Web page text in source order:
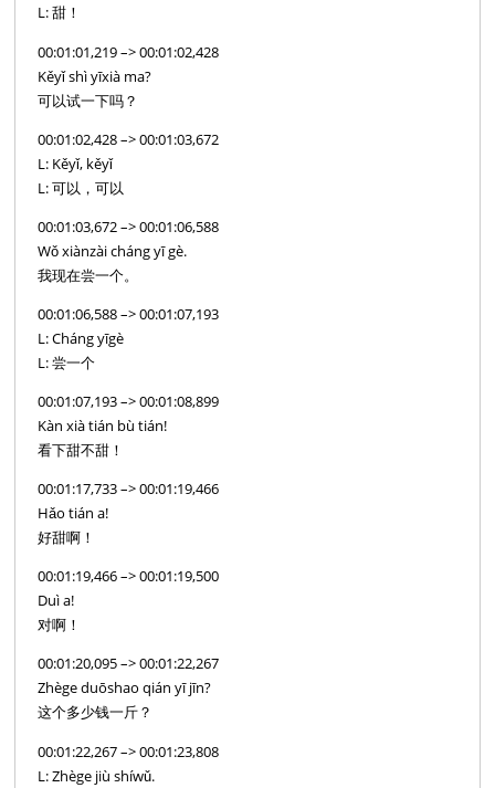
L: 甜！
00:01:01,219 –> 00:01:02,428
Kěyǐ shì yīxià ma?
可以试一下吗？
00:01:02,428 –> 00:01:03,672
L: Kěyǐ, kěyǐ
L: 可以，可以
00:01:03,672 –> 00:01:06,588
Wǒ xiànzài cháng yī gè.
我现在尝一个。
00:01:06,588 –> 00:01:07,193
L: Cháng yīgè
L: 尝一个
00:01:07,193 –> 00:01:08,899
Kàn xià tián bù tián!
看下甜不甜！
00:01:17,733 –> 00:01:19,466
Hǎo tián a!
好甜啊！
00:01:19,466 –> 00:01:19,500
Duì a!
对啊！
00:01:20,095 –> 00:01:22,267
Zhège duōshao qián yī jīn?
这个多少钱一斤？
00:01:22,267 –> 00:01:23,808
L: Zhège jiù shíwǔ.